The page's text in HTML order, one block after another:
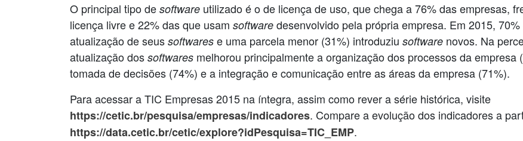
O principal tipo de software utilizado é o de licença de uso, que chega a 76% das empresas,
licença livre e 22% das que usam software desenvolvido pela própria empresa. Em 2015,
atualização de seus softwares e uma parcela menor (31%) introduziu software novos. Na
atualização dos softwares melhorou principalmente a organização dos processos da
tomada de decisões (74%) e a integração e comunicação entre as áreas da empresa (71%).
Para acessar a TIC Empresas 2015 na íntegra, assim como rever a série histórica, visite
https://cetic.br/pesquisa/empresas/indicadores. Compare a evolução dos indicadores a
https://data.cetic.br/cetic/explore?idPesquisa=TIC_EMP.